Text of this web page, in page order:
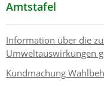
Amtstafel
Information über die
Umweltauswirkungen
Kundmachung